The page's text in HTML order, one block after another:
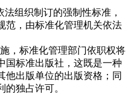
组织制订的强制性标准，
范，由标准化管理机关依法
，标准化管理部门依职权将
国标准出版社，这既是一种
他出版单位的出版资格；同
的独占许可。